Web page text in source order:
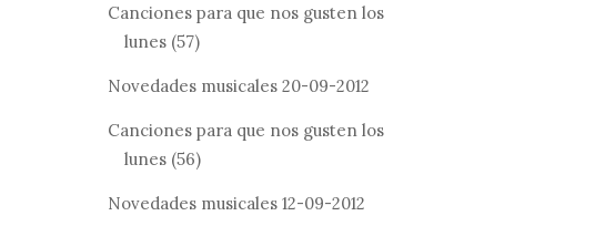
Canciones para que nos gusten los
lunes (57)
Novedades musicales 20-09-2012
Canciones para que nos gusten los
lunes (56)
Novedades musicales 12-09-2012